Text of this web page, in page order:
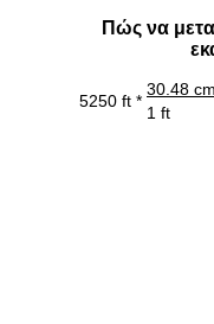
Πώς να
5250 ft *
30.48 cm
1 ft